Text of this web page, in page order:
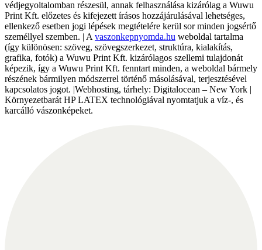
védjegyoltalomban részesül, annak felhasználása kizárólag a Wuwu
Print Kft. előzetes és kifejezett írásos hozzájárulásával lehetséges,
ellenkező esetben jogi lépések megtételére kerül sor minden jogsértő
személlyel szemben. | A vaszonkepnyomda.hu weboldal tartalma
(így különösen: szöveg, szövegszerkezet, struktúra, kialakítás,
grafika, fotók) a Wuwu Print Kft. kizárólagos szellemi tulajdonát
képezik, így a Wuwu Print Kft. fenntart minden, a weboldal bármely
részének bármilyen módszerrel történő másolásával, terjesztésével
kapcsolatos jogot. |Webhosting, tárhely: Digitalocean – New York |
Környezetbarát HP LATEX technológiával nyomtatjuk a víz-, és
karcálló vászonképeket.